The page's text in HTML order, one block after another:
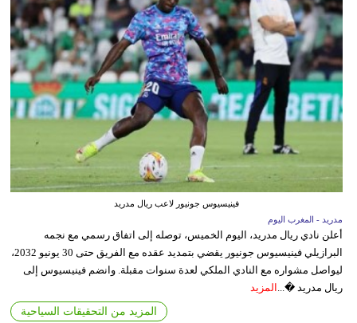
فينيسيوس جونيور لاعب ريال مدريد
مدريد - المغرب اليوم
أعلن نادي ريال مدريد، اليوم الخميس، توصله إلى اتفاق رسمي مع نجمه
البرازيلي فينيسيوس جونيور يقضي بتمديد عقده مع الفريق حتى 30 يونيو 2032،
ليواصل مشواره مع النادي الملكي لعدة سنوات مقبلة. وانضم فينيسيوس إلى
ريال مدريد �... المزيد
المزيد من التحقيقات السياحية